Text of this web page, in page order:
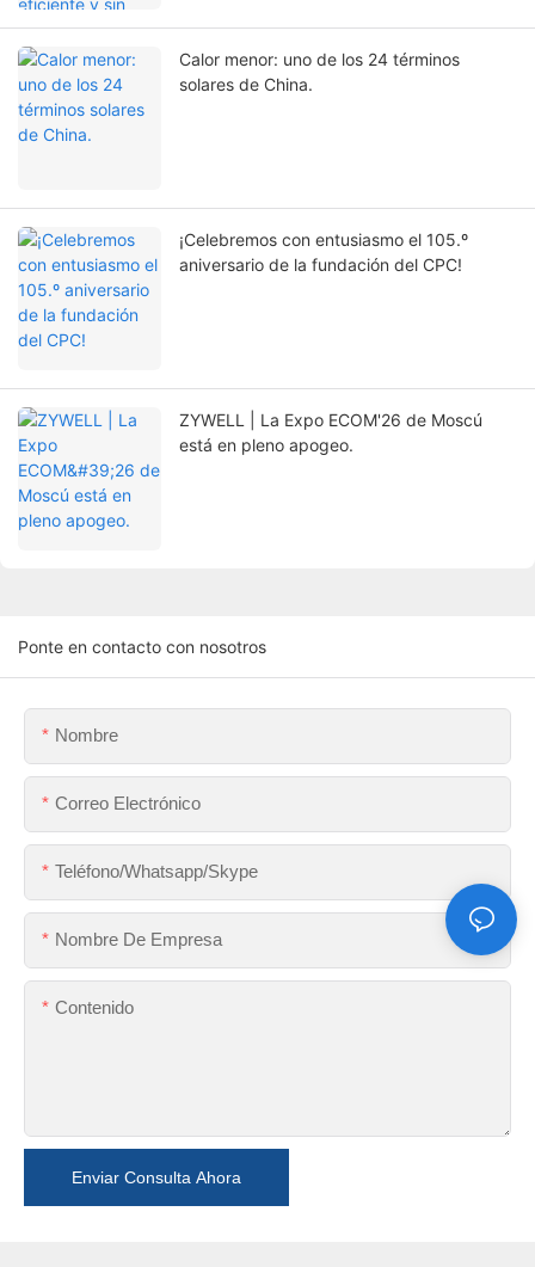
Calor menor: uno de los 24 términos
solares de China.
¡Celebremos con entusiasmo el 105.º
aniversario de la fundación del CPC!
ZYWELL | La Expo ECOM'26 de Moscú
está en pleno apogeo.
Ponte en contacto con nosotros
Nombre
Correo Electrónico
Teléfono/whatsapp/skype
Nombre De Empresa
Contenido
Enviar Consulta Ahora